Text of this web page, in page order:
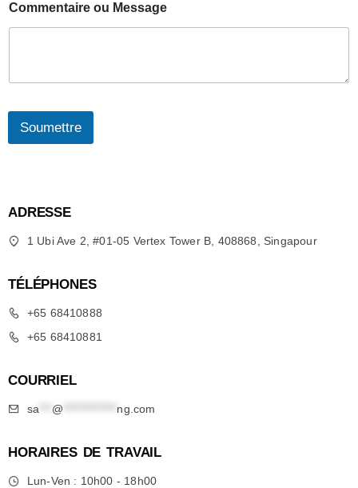
Commentaire ou Message
Soumettre
ADRESSE
1 Ubi Ave 2, #01-05 Vertex Tower B, 408868, Singapour
TÉLÉPHONES
+65 68410888
+65 68410881
COURRIEL
sa @ ng.com
HORAIRES DE TRAVAIL
Lun-Ven : 10h00 - 18h00